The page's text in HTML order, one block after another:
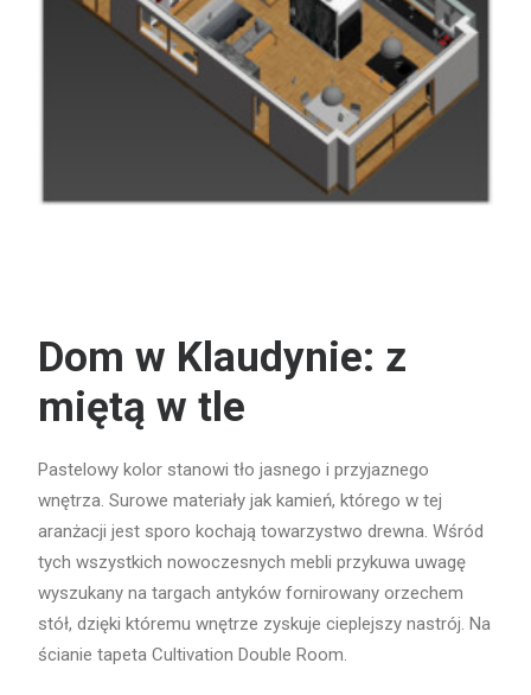
Dom w Klaudynie: z
miętą w tle
Pastelowy kolor stanowi tło jasnego i przyjaznego
wnętrza. Surowe materiały jak kamień, którego w tej
aranżacji jest sporo kochają towarzystwo drewna. Wśród
tych wszystkich nowoczesnych mebli przykuwa uwagę
wyszukany na targach antyków fornirowany orzechem
stół, dzięki któremu wnętrze zyskuje cieplejszy nastrój. Na
ścianie tapeta Cultivation Double Room.